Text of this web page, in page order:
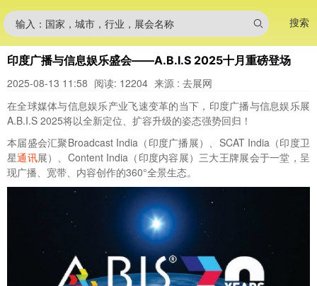
输入：国家，城市，行业，展会名称 搜索
印度广播与信息娱乐盛会——A.B.I.S 2025十月重磅登场
2025-08-13 11:58 阅读: 12204 来源 : 去展网
在全球媒体与信息娱乐产业飞速变革的当下，印度广播与信息娱乐展
A.B.I.S 2025将以全新定位、扩容升级的姿态强势回归！
本届盛会汇聚Broadcast India（印度广播展）、SCAT India（印度卫
星通讯展）、Content India（印度内容展）三大王牌展会于一堂，呈
现广播、宽带、内容创作的360°全景生态。